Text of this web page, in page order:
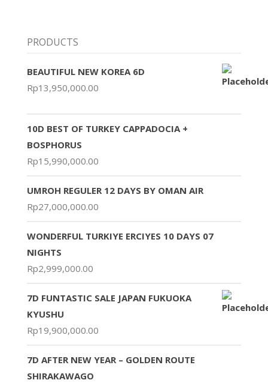
PRODUCTS
BEAUTIFUL NEW KOREA 6D
Rp13,950,000.00
10D BEST OF TURKEY CAPPADOCIA +
BOSPHORUS
Rp15,990,000.00
UMROH REGULER 12 DAYS BY OMAN AIR
Rp27,000,000.00
WONDERFUL TURKIYE ERCIYES 10 DAYS 07
NIGHTS
Rp2,999,000.00
7D FUNTASTIC SALE JAPAN FUKUOKA
KYUSHU
Rp19,900,000.00
7D AFTER NEW YEAR – GOLDEN ROUTE
SHIRAKAWAGO